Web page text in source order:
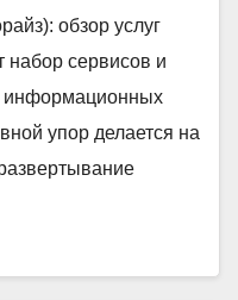
обзор услуг
набор сервисов и
информационных
упор делается на